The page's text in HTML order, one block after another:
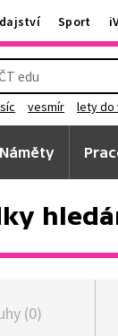
Sport
vesmír lety do
Náměty
(0)